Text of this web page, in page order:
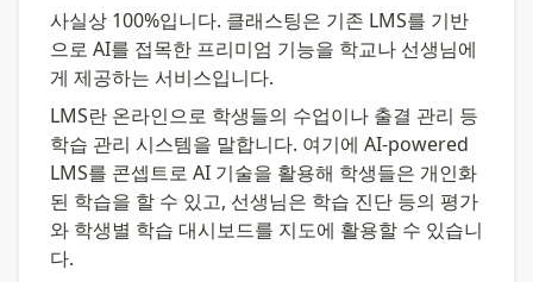
사실상 100%입니다. 클래스팅은 기존 LMS를 기반
으로 AI를 접목한 프리미엄 기능을 학교나 선생님에
게 제공하는 서비스입니다.
LMS란 온라인으로 학생들의 수업이나 출결 관리 등
학습 관리 시스템을 말합니다. 여기에 AI-powered
LMS를 콘셉트로 AI 기술을 활용해 학생들은 개인화
된 학습을 할 수 있고, 선생님은 학습 진단 등의 평가
와 학생별 학습 대시보드를 지도에 활용할 수 있습니
다.